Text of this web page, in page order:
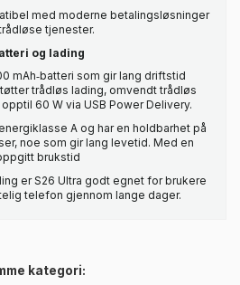
med moderne betalingsløsninger
tjenester.
og lading
mAh‑batteri som gir lang driftstid
trådløs lading, omvendt trådløs
60 W via USB Power Delivery.
A og har en holdbarhet på
noe som gir lang levetid. Med en
brukstid
er S26 Ultra godt egnet for brukere
telefon gjennom lange dager.
kategori: